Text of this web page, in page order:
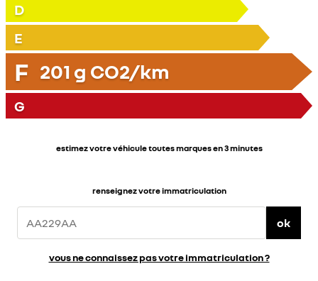
D
E
F 201 g CO2/km
G
estimez votre véhicule toutes marques en 3 minutes
renseignez votre immatriculation
ok
vous ne connaissez pas votre immatriculation ?